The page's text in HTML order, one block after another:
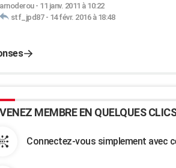
arnoderou- 11 janv. 2011 à 10:22
stf_jpd87- 14 févr. 2016 à 18:48
MEMBRE EN QUELQUES CLICS
Connectez-vous simplement avec